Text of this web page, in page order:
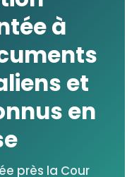
à
et
en
près la Cour